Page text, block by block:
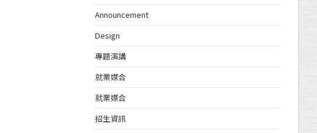
Announcement
Design
專題演講
就業媒合
就業媒合
招生資訊